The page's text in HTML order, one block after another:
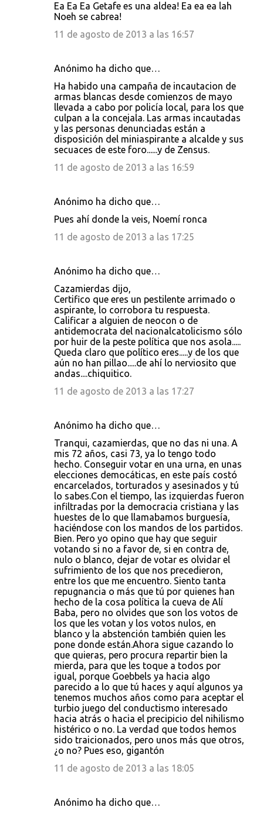
Ea Ea Ea Getafe es una aldea! Ea ea ea lah
Noeh se cabrea!
11 de agosto de 2013 a las 16:57
Anónimo ha dicho que…
Ha habido una campaña de incautacion de
armas blancas desde comienzos de mayo
llevada a cabo por policía local, para los que
culpan a la concejala. Las armas incautadas
y las personas denunciadas están a
disposición del miniaspirante a alcalde y sus
secuaces de este foro......y de Zensus.
11 de agosto de 2013 a las 16:59
Anónimo ha dicho que…
Pues ahí donde la veis, Noemí ronca
11 de agosto de 2013 a las 17:25
Anónimo ha dicho que…
Cazamierdas dijo,
Certifico que eres un pestilente arrimado o
aspirante, lo corrobora tu respuesta.
Calificar a alguien de neocon o de
antidemocrata del nacionalcatolicismo sólo
por huir de la peste política que nos asola.....
Queda claro que político eres.....y de los que
aún no han pillao.....de ahí lo nerviosito que
andas....chiquitico.
11 de agosto de 2013 a las 17:27
Anónimo ha dicho que…
Tranqui, cazamierdas, que no das ni una. A
mis 72 años, casi 73, ya lo tengo todo
hecho. Conseguir votar en una urna, en unas
elecciones democáticas, en este país costó
encarcelados, torturados y asesinados y tú
lo sabes.Con el tiempo, las izquierdas fueron
infiltradas por la democracia cristiana y las
huestes de lo que llamabamos burguesía,
haciéndose con los mandos de los partidos.
Bien. Pero yo opino que hay que seguir
votando si no a favor de, si en contra de,
nulo o blanco, dejar de votar es olvidar el
sufrimiento de los que nos precedieron,
entre los que me encuentro. Siento tanta
repugnancia o más que tú por quienes han
hecho de la cosa política la cueva de Alí
Baba, pero no olvides que son los votos de
los que les votan y los votos nulos, en
blanco y la abstención también quien les
pone donde están.Ahora sigue cazando lo
que quieras, pero procura repartir bien la
mierda, para que les toque a todos por
igual, porque Goebbels ya hacia algo
parecido a lo que tú haces y aquí algunos ya
tenemos muchos años como para aceptar el
turbio juego del conductismo interesado
hacia atrás o hacia el precipicio del nihilismo
histérico o no. La verdad que todos hemos
sido traicionados, pero unos más que otros,
¿o no? Pues eso, gigantón
11 de agosto de 2013 a las 18:05
Anónimo ha dicho que…